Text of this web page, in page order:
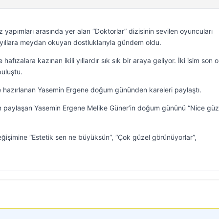
arasında yer alan “Doktorlar” dizisinin sevilen oyuncuları
meydan okuyan dostluklarıyla gündem oldu.
kazınan ikili yıllardır sık sık bir araya geliyor. İki isim son
Yasemin Ergene doğum gününden kareleri paylaştı.
paylaşan Yasemin Ergene Melike Güner’in doğum gününü “Nice
“Estetik sen ne büyüksün”, “Çok güzel görünüyorlar”,